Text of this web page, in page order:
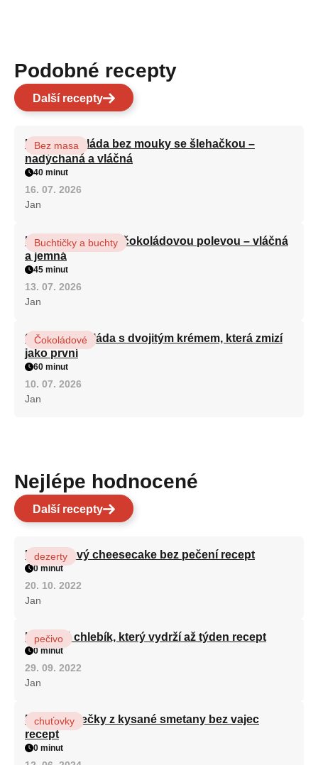
Podobné recepty
Další recepty
Kakaová roláda bez mouky se šlehačkou –
nadýchaná a vláčná
Bez masa
40 minut
16. 07. 2026
Jan
Kefírová buchta s čokoládovou polevou – vláčná
a jemná
Buchtičky a buchty
45 minut
13. 07. 2026
Jan
Sametová roláda s dvojitým krémem, která zmizí
jako první
Čokoládové
60 minut
10. 07. 2026
Jan
Nejlépe hodnocené
Další recepty
Karamelový cheesecake bez pečení recept
dezerty
0 minut
20. 10. 2022
Jan
Hrnkový chlebík, který vydrží až týden recept
pečivo
0 minut
29. 09. 2022
Jan
Rychlé válečky z kysané smetany bez vajec
recept
chuťovky
0 minut